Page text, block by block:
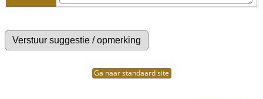
Ga naar standaard site